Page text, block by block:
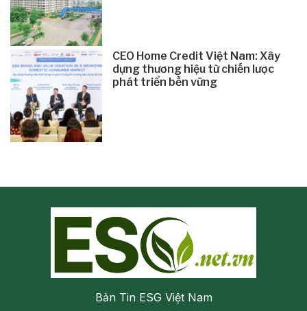
CEO Home Credit Việt Nam: Xây
dựng thương hiệu từ chiến lược
phát triển bền vững
Bản Tin ESG Việt Nam